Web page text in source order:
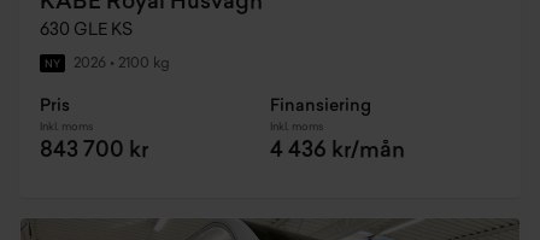
630 GLE KS
NY 2026 • 2100 kg
Pris
Inkl. moms
843 700 kr
Finansiering
Inkl. moms
4 436 kr/mån